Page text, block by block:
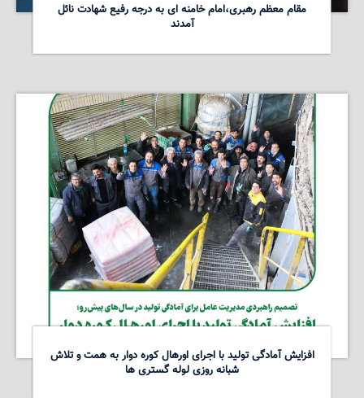
مقام معظم رهبری،امام خامنه ای به درجه رفیع شهادت نائل
آمدند
افزایش آمادگی تولید با اجرای اورهال کوره دوار به همت و تلاش
شبانه روزی لوله گستری ها